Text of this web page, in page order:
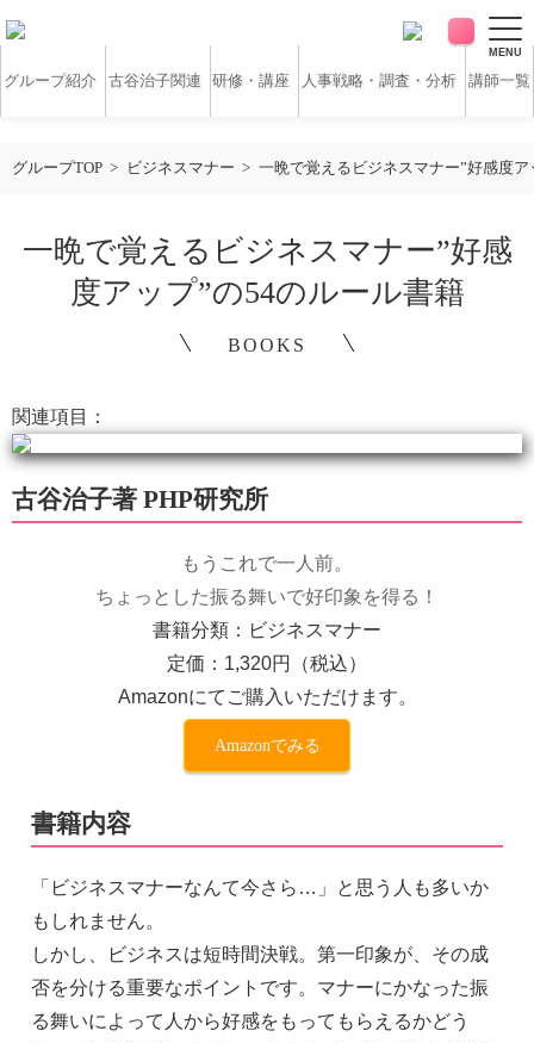
MENU
グループ紹介 古谷治子関連 研修・講座 人事戦略・調査・分析 講師一覧
アンケート・サーベイ ホワイトペーパー
無料研修動画 導入実績
営業時間：平日9:30 ～ 18:30
グループTOP ビジネスマナー 一晩で覚えるビジネスマナー”好感度ア
一晩で覚えるビジネスマナー”好感
度アップ”の54のルール書籍
BOOKS
関連項目：
古谷治子著 PHP研究所
もうこれで一人前。
ちょっとした振る舞いで好印象を得る！
書籍分類：ビジネスマナー
定価：1,320円（税込）
Amazonにてご購入いただけます。
Amazonでみる
書籍内容
「ビジネスマナーなんて今さら…」と思う人も多いか
もしれません。
しかし、ビジネスは短時間決戦。第一印象が、その成
否を分ける重要なポイントです。マナーにかなった振
る舞いによって人から好感をもってもらえるかどう